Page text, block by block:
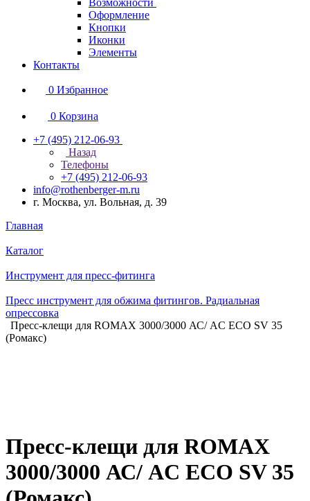
Возможности
Оформление
Кнопки
Иконки
Элементы
Контакты
0 Избранное
0 Корзина
+7 (495) 212-06-93
Назад
Телефоны
+7 (495) 212-06-93
info@rothenberger-m.ru
г. Москва, ул. Вольная, д. 39
Главная
Каталог
Инструмент для пресс-фитинга
Пресс инструмент для обжима фитингов. Радиальная
опрессовка
Пресс-клещи для ROMAX 3000/3000 АС/ AC ECO SV 35
(Ромакс)
Пресс-клещи для ROMAX
3000/3000 АС/ AC ECO SV 35